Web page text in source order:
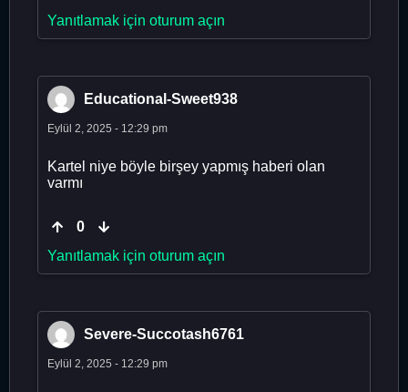
Yanıtlamak için oturum açın
Educational-Sweet938
Eylül 2, 2025 - 12:29 pm
Kartel niye böyle birşey yapmış haberi olan
varmı
0
Yanıtlamak için oturum açın
Severe-Succotash6761
Eylül 2, 2025 - 12:29 pm